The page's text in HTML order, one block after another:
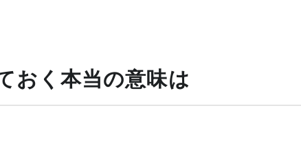
おく本当の意味は